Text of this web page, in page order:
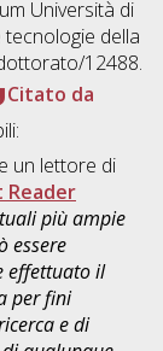
Università di
tecnologie della
12488.
Citato da
un lettore di
Reader
più ampie
essere
effettuato il
per fini
e di